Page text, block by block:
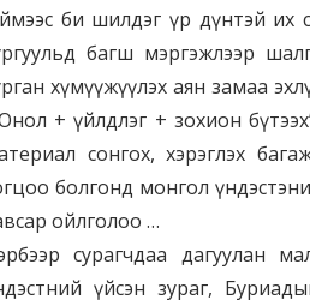
би шилдэг үр дүнтэй их
багш мэргэжлээр
хүмүүжүүлэх аян замаа
+ үйлдлэг + зохион
сонгох, хэрэглэх
болгонд монгол
ойлголоо …
сурагчдаа дагуулан
үйсэн зураг,